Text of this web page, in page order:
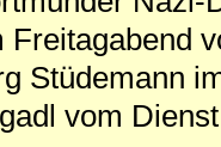
Freitagabend
Stüdemann
vom